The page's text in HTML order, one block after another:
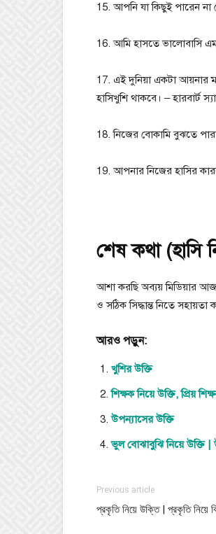
15. আপনি যা কিছুই পারেন না
16. আমি হাসতে ভালোবাসি
17. এই দুনিয়া একটা আয়নার
হাসিখুশি থাকবে। – হারবার্ট
18. নিজের বোকামি বুঝতে
19. আপনার নিজের হাসির
শেষ কথা (হাসি
আশা করছি অব্যয় মিডিয়ার
ও সঠিক সিদ্ধান্ত নিতে সহায়তা
আরও পড়ুন:
খুশির উক্তি
শিক্ষক নিয়ে উক্তি, প্রিয়
উপন্যাসের উক্তি
ভুল বোঝাবুঝি নিয়ে উক্তি
Previous article
প্রকৃতি নিয়ে উক্তি | প্রকৃতি নিয়ে